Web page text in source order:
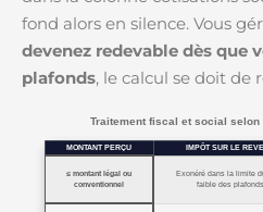
fond alors en silence. Vous
devenez redevable dès que
plafonds, le calcul se doit de
Traitement fiscal et social selon
MONTANT PERÇU IMPÔT SUR LE
≤ montant légal ou
conventionnel
Exonéré dans la limite
faible des plafonds